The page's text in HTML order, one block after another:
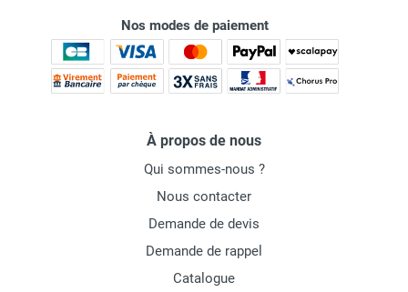
Nos modes de paiement
À propos de nous
Qui sommes-nous ?
Nous contacter
Demande de devis
Demande de rappel
Catalogue